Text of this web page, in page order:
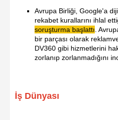
Avrupa Birliği, Google'a
rekabet kurallarını ihlal
soruşturma başlattı .
bir parçası olarak
DV360 gibi hizmetlerini
zorlanıp zorlanmadığını
İş Dünyası